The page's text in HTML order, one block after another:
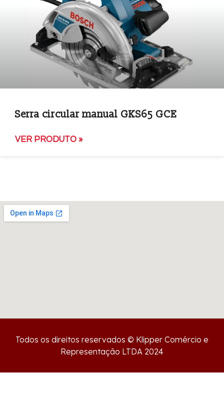
Serra circular manual GKS65 GCE
VER PRODUTO »
Todos os direitos reservados © Klipper Comércio e
Representação LTDA 2024